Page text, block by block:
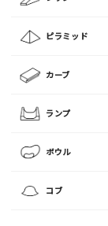
[text photo3alt
ご注意事項
・人物の顔が写
・画像の規定サ
ピラミッド
カーブ
ランプ
ボウル
コブ